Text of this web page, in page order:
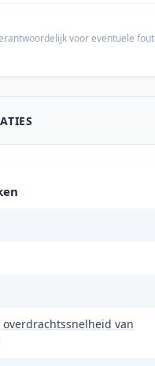
voor eventuele
overdrachtssnelheid van